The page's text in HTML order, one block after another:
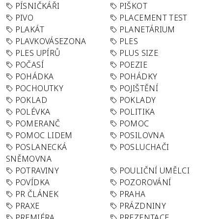
PÍSNIČKÁŘI
PIŠKOT
PIVO
PLACEMENT TEST
PLAKÁT
PLANETÁRIUM
PLAVKOVÁSEZONA
PLES
PLES UPÍRŮ
PLUS SIZE
POČASÍ
POEZIE
POHÁDKA
POHÁDKY
POCHOUTKY
POJIŠTĚNÍ
POKLAD
POKLADY
POLÉVKA
POLITIKA
POMERANČ
POMOC
POMOC LIDEM
POSILOVNA
POSLANECKÁ
SNĚMOVNA
POSLUCHAČI
POTRAVINY
POULIČNÍ UMĚLCI
POVÍDKA
POZOROVÁNÍ
PR ČLÁNEK
PRAHA
PRAXE
PRÁZDNINY